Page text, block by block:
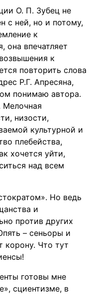
О. П. Зубец не
с ней, но и потому,
к
она впечатляет
к
повторить слова
Р.Г. Апресяна,
понимаю автора.
низости,
культурной и
плебейства,
хочется уйти,
над всем
Но ведь
и
против других
– сеньоры и
корону. Что тут
готовы мне
сциентизме, в